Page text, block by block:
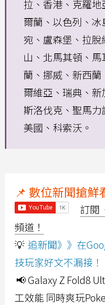
拉、香港、克羅
爾蘭、以色列、
宛、盧森堡、拉
山、北馬其頓、
蘭、挪威、新西
爾維亞、瑞典、新
斯洛伐克、聖馬力
美國、科索沃。
📌 數位新聞搶鮮
訂閱
頻道！
💡 追新聞》》在
技玩家好文不漏接！
📢 Galaxy Z Fold8
工效能 同時爽玩